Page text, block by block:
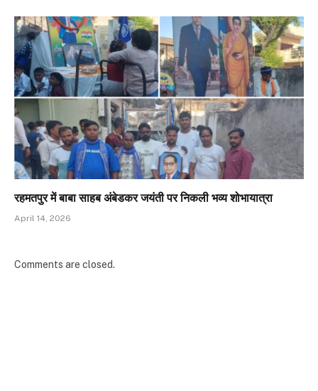
रहमतपुर में बाबा साहब अंबेडकर जयंती पर निकली भव्य शोभायात्रा
April 14, 2026
Comments are closed.